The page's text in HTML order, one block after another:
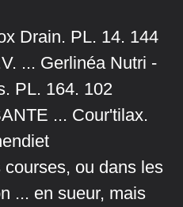
Drain. PL. 14. 144
... Gerlinéa Nutri -
PL. 164. 102
... Cour'tilax.
ou dans les
... en sueur, mais